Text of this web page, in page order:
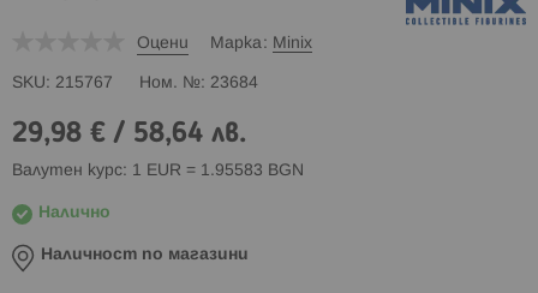
Оцени Марка Minix
SKU 215767 Ном. № 23684
29,98 € / 58,64 лв.
Валутен курс: 1 EUR = 1.95583 BGN
Налично
Наличност по магазини